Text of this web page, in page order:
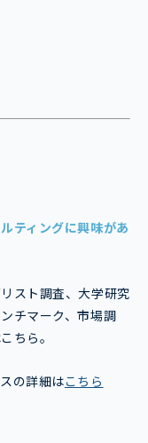
ティングに興味があ
スト調査、大学研究
チマーク、市場調
ちら。
の詳細はこちら